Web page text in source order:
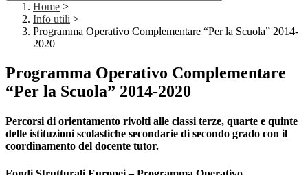
Home >
Info utili >
Programma Operativo Complementare “Per la Scuola” 2014-
2020
Programma Operativo Complementare
“Per la Scuola” 2014-2020
Percorsi di orientamento rivolti alle classi terze, quarte e quinte
delle istituzioni scolastiche secondarie di secondo grado con il
coordinamento del docente tutor.